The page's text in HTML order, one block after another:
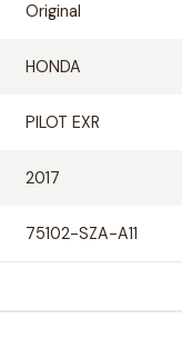
Original
HONDA
PILOT EXR
2017
75102-SZA-A11